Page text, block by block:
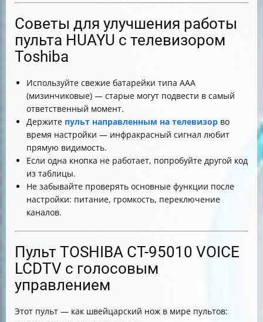
Советы для улучшения работы
пульта HUAYU с телевизором
Toshiba
Используйте свежие батарейки типа AAA
(мизинчиковые) — старые могут подвести в самый
ответственный момент.
Держите пульт направленным на телевизор во
время настройки — инфракрасный сигнал любит
прямую видимость.
Если одна кнопка не работает, попробуйте другой код
из таблицы.
Не забывайте проверять основные функции после
настройки: питание, громкость, переключение
каналов.
Пульт TOSHIBA CT-95010 VOICE
LCDTV с голосовым
управлением
Этот пульт — как швейцарский нож в мире пультов: